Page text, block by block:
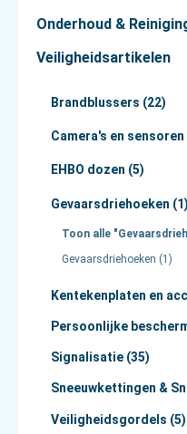
Onderhoud &
Veiligheidsartikelen
Brandblussers (22)
Camera's en sensoren
EHBO dozen (5)
Gevaarsdriehoeken (1)
Toon alle
Gevaarsdriehoeken (1)
Kentekenplaten en
Persoonlijke
Signalisatie (35)
Sneeuwkettingen &
Veiligheidsgordels (5)